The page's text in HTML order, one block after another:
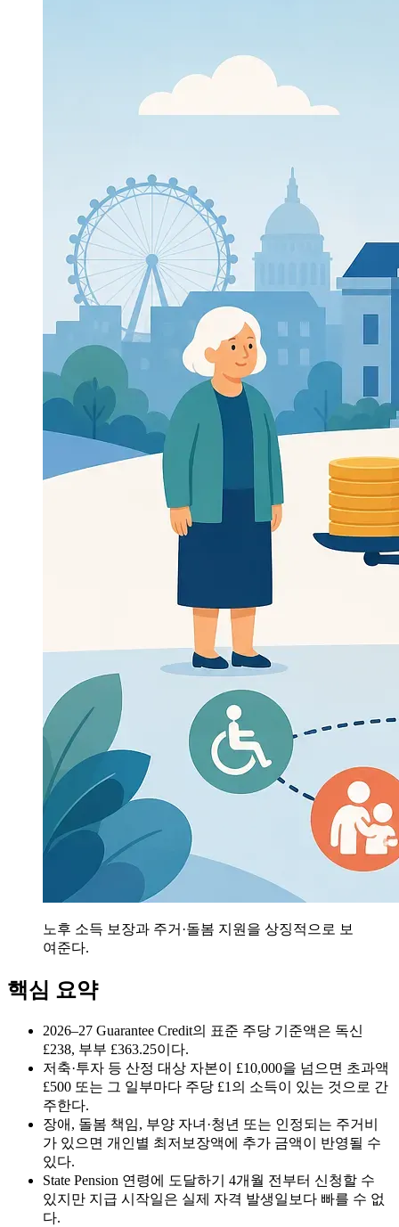
노후 소득 보장과 주거·돌봄 지원을 상징적으로 보
여준다.
핵심 요약
2026–27 Guarantee Credit의 표준 주당 기준액은 독신
£238, 부부 £363.25이다.
저축·투자 등 산정 대상 자본이 £10,000을 넘으면 초과액
£500 또는 그 일부마다 주당 £1의 소득이 있는 것으로 간
주한다.
장애, 돌봄 책임, 부양 자녀·청년 또는 인정되는 주거비
가 있으면 개인별 최저보장액에 추가 금액이 반영될 수
있다.
State Pension 연령에 도달하기 4개월 전부터 신청할 수
있지만 지급 시작일은 실제 자격 발생일보다 빠를 수 없
다.